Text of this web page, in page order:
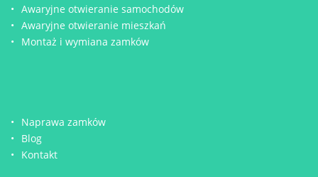
Awaryjne otwieranie samochodów
Awaryjne otwieranie mieszkań
Montaż i wymiana zamków
Naprawa zamków
Blog
Kontakt